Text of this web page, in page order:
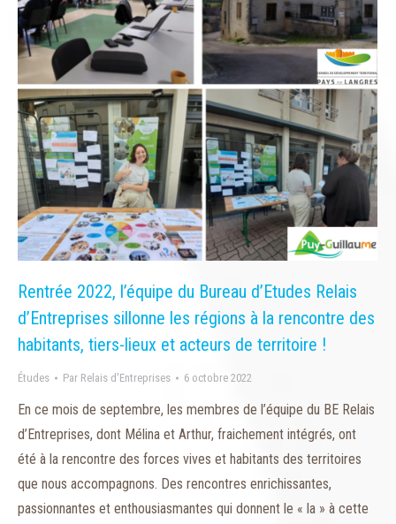
Rentrée 2022, l’équipe du Bureau d’Etudes Relais
d’Entreprises sillonne les régions à la rencontre des
habitants, tiers-lieux et acteurs de territoire !
Études Par Relais d'Entreprises 6 octobre 2022
En ce mois de septembre, les membres de l’équipe du BE Relais
d’Entreprises, dont Mélina et Arthur, fraichement intégrés, ont
été à la rencontre des forces vives et habitants des territoires
que nous accompagnons. Des rencontres enrichissantes,
passionnantes et enthousiasmantes qui donnent le « la » à cette